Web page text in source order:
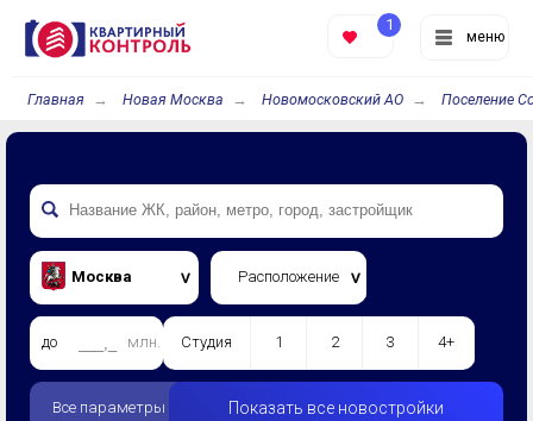
меню
1
Главная Новая Москва Новомосковский АО Поселение
Москва Расположение
до млн. Студия 1 2 3 4+
Все параметры Показать все новостройки